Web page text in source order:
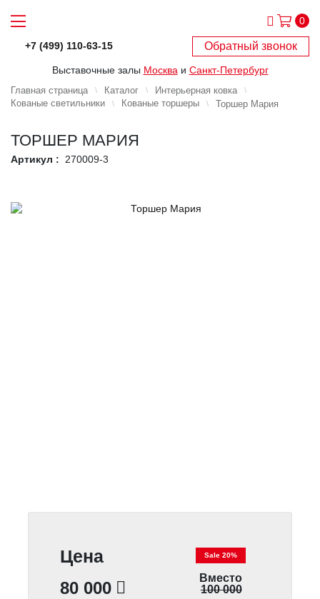
0
+7 (499) 110-63-15 Обратный звонок
Выставочные залы Москва и Санкт-Петербург
Главная страница Каталог
Интерьерная ковка
Кованые светильники
Кованые торшеры Торшер Мария
ТОРШЕР МАРИЯ
Артикул : 270009-3
Цена
80 000
Sale 20%
Вместо
100 000